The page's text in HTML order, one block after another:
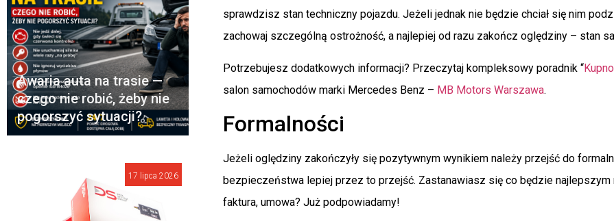
sprawdzisz stan techniczny pojazdu. Jeżeli jednak nie będzie chciał się nim
zachowaj szczególną ostrożność, a najlepiej od razu zakończ oględziny – stan
Potrzebujesz dodatkowych informacji? Przeczytaj kompleksowy poradnik “
salon samochodów marki Mercedes Benz – MB Motors Warszawa.
Formalności
Jeżeli oględziny zakończyły się pozytywnym wynikiem należy przejść do
bezpieczeństwa lepiej przez to przejść. Zastanawiasz się co będzie
faktura, umowa? Już podpowiadamy!
Awaria auta na trasie —
czego nie robić, żeby nie
pogorszyć sytuacji?
17 lipca 2026